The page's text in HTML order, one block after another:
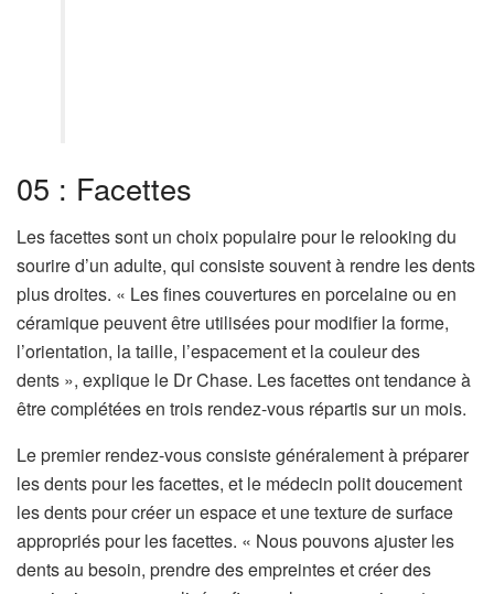
05 : Facettes
Les facettes sont un choix populaire pour le relooking du
sourire d’un adulte, qui consiste souvent à rendre les dents
plus droites. « Les fines couvertures en porcelaine ou en
céramique peuvent être utilisées pour modifier la forme,
l’orientation, la taille, l’espacement et la couleur des
dents », explique le Dr Chase. Les facettes ont tendance à
être complétées en trois rendez-vous répartis sur un mois.
Le premier rendez-vous consiste généralement à préparer
les dents pour les facettes, et le médecin polit doucement
les dents pour créer un espace et une texture de surface
appropriés pour les facettes. « Nous pouvons ajuster les
dents au besoin, prendre des empreintes et créer des